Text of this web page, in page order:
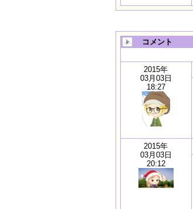
コメント
2015年
03月03日
18:27
2015年
03月03日
20:12